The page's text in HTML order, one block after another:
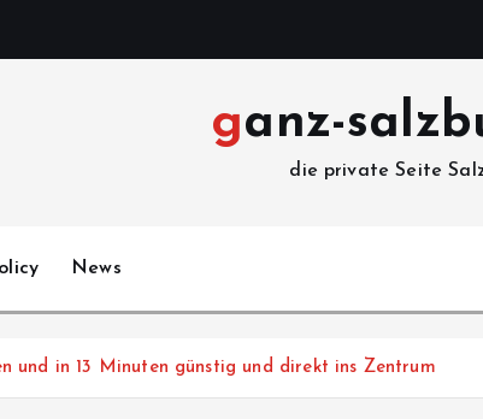
ganz-
die private Seite
News
und in 13 Minuten günstig und direkt ins Zentrum